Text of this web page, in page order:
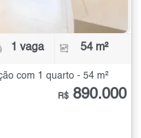
1 vaga 54 m²
com 1 quarto - 54 m²
R$ 890.000